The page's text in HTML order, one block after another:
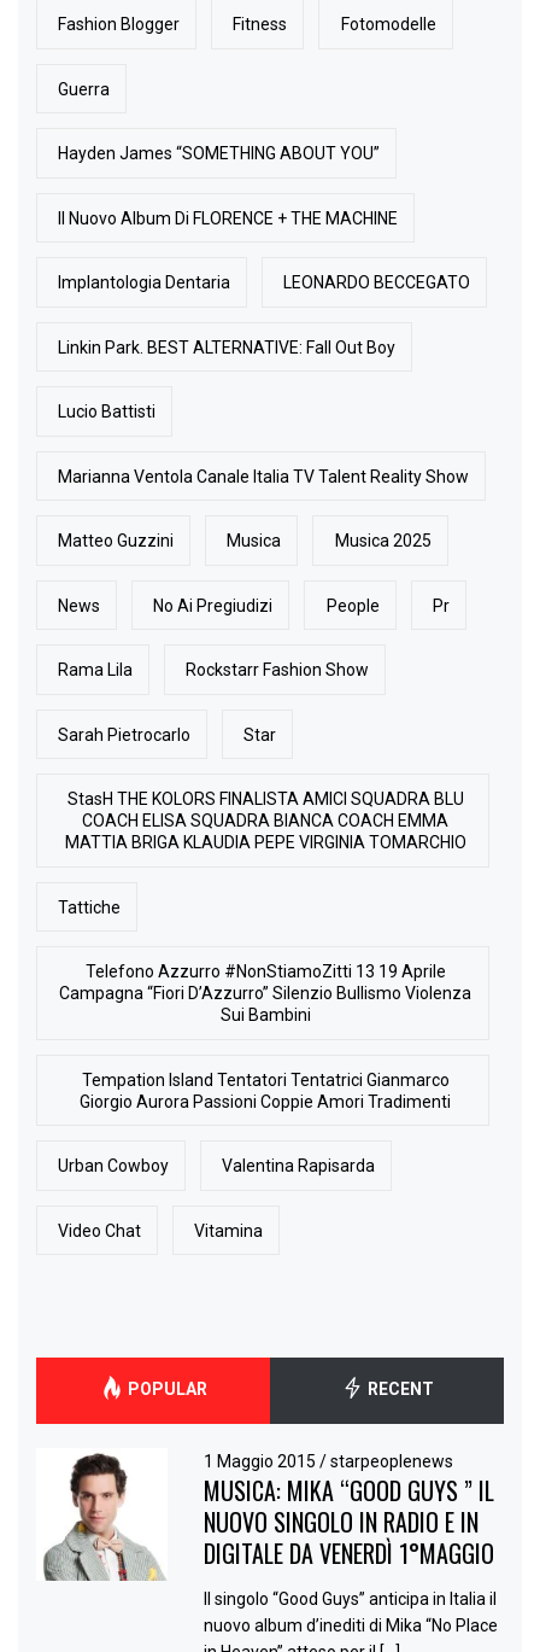
Fashion Blogger Fitness Fotomodelle
Guerra
Hayden James “SOMETHING ABOUT YOU”
Il Nuovo Album Di FLORENCE + THE MACHINE
Implantologia Dentaria LEONARDO BECCEGATO
Linkin Park. BEST ALTERNATIVE: Fall Out Boy
Lucio Battisti
Marianna Ventola Canale Italia TV Talent Reality Show
Matteo Guzzini Musica Musica 2025
News No Ai Pregiudizi People Pr
Rama Lila Rockstarr Fashion Show
Sarah Pietrocarlo Star
StasH THE KOLORS FINALISTA AMICI SQUADRA BLU
COACH ELISA SQUADRA BIANCA COACH EMMA
MATTIA BRIGA KLAUDIA PEPE VIRGINIA TOMARCHIO
Tattiche
Telefono Azzurro #NonStiamoZitti 13 19 Aprile
Campagna “Fiori D’Azzurro” Silenzio Bullismo Violenza
Sui Bambini
Tempation Island Tentatori Tentatrici Gianmarco
Giorgio Aurora Passioni Coppie Amori Tradimenti
Urban Cowboy Valentina Rapisarda
Video Chat Vitamina
POPULAR RECENT
1 Maggio 2015/ starpeoplenews
MUSICA: MIKA “GOOD GUYS ” IL
NUOVO SINGOLO IN RADIO E IN
DIGITALE DA VENERDÌ 1°MAGGIO
Il singolo “Good Guys” anticipa in Italia il
nuovo album d’inediti di Mika “No Place